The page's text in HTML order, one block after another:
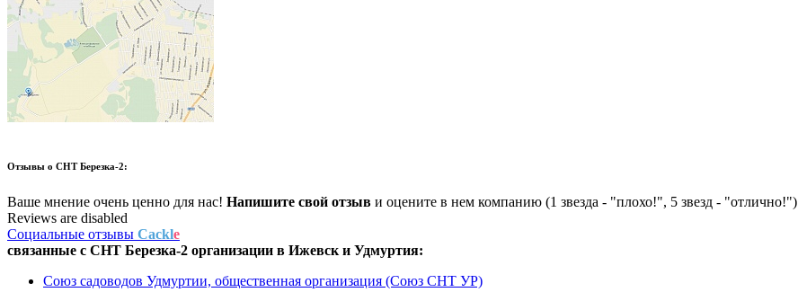
Отзывы о СНТ Березка-2:
Ваше мнение очень ценно для нас! Напишите свой отзыв и оцените в нем компанию (1 звезда - "плохо!", 5 звезд - "отлично!")
Reviews are disabled
Социальные отзывы Cackle
связанные с СНТ Березка-2 организации в Ижевск и Удмуртия:
Союз садоводов Удмуртии, общественная организация (Союз СНТ УР)